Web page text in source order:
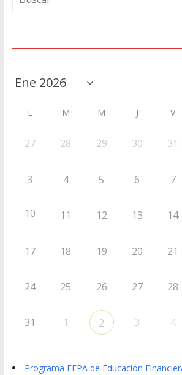
L M M J V
27 28 29 30 31
3 4 5 6 7
10 11 12 13 14
17 18 19 20 21
24 25 26 27 28
31 1 2 3 4
Programa EFPA de Educación